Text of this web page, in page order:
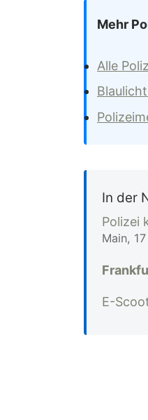
Mehr
Alle
In der
Polizei
Main,
E-